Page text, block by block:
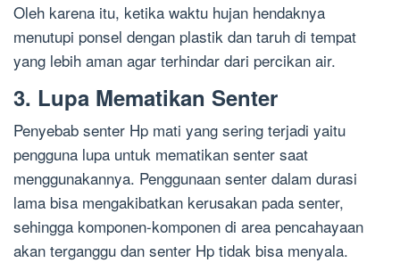
Oleh karena itu, ketika waktu hujan hendaknya
menutupi ponsel dengan plastik dan taruh di tempat
yang lebih aman agar terhindar dari percikan air.
3. Lupa Mematikan Senter
Penyebab senter Hp mati yang sering terjadi yaitu
pengguna lupa untuk mematikan senter saat
menggunakannya. Penggunaan senter dalam durasi
lama bisa mengakibatkan kerusakan pada senter,
sehingga komponen-komponen di area pencahayaan
akan terganggu dan senter Hp tidak bisa menyala.